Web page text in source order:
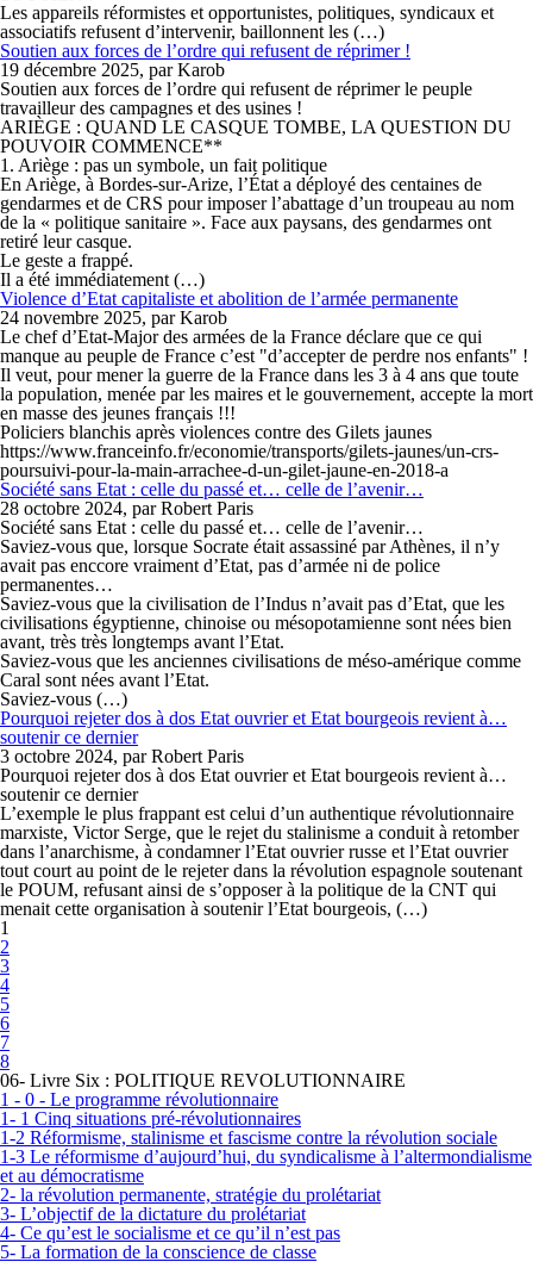
Les appareils réformistes et opportunistes, politiques, syndicaux et
associatifs refusent d’intervenir, baillonnent les (…)
Soutien aux forces de l’ordre qui refusent de réprimer !
19 décembre 2025, par Karob
Soutien aux forces de l’ordre qui refusent de réprimer le peuple
travailleur des campagnes et des usines !
ARIÈGE : QUAND LE CASQUE TOMBE, LA QUESTION DU
POUVOIR COMMENCE**
1. Ariège : pas un symbole, un fait politique
En Ariège, à Bordes-sur-Arize, l’État a déployé des centaines de
gendarmes et de CRS pour imposer l’abattage d’un troupeau au nom
de la « politique sanitaire ». Face aux paysans, des gendarmes ont
retiré leur casque.
Le geste a frappé.
Il a été immédiatement (…)
Violence d’Etat capitaliste et abolition de l’armée permanente
24 novembre 2025, par Karob
Le chef d’Etat-Major des armées de la France déclare que ce qui
manque au peuple de France c’est "d’accepter de perdre nos enfants" !
Il veut, pour mener la guerre de la France dans les 3 à 4 ans que toute
la population, menée par les maires et le gouvernement, accepte la mort
en masse des jeunes français !!!
Policiers blanchis après violences contre des Gilets jaunes
https://www.franceinfo.fr/economie/transports/gilets-jaunes/un-crs-
poursuivi-pour-la-main-arrachee-d-un-gilet-jaune-en-2018-a
Société sans Etat : celle du passé et… celle de l’avenir…
28 octobre 2024, par Robert Paris
Société sans Etat : celle du passé et… celle de l’avenir…
Saviez-vous que, lorsque Socrate était assassiné par Athènes, il n’y
avait pas enccore vraiment d’Etat, pas d’armée ni de police
permanentes…
Saviez-vous que la civilisation de l’Indus n’avait pas d’Etat, que les
civilisations égyptienne, chinoise ou mésopotamienne sont nées bien
avant, très très longtemps avant l’Etat.
Saviez-vous que les anciennes civilisations de méso-amérique comme
Caral sont nées avant l’Etat.
Saviez-vous (…)
Pourquoi rejeter dos à dos Etat ouvrier et Etat bourgeois revient à…
soutenir ce dernier
3 octobre 2024, par Robert Paris
Pourquoi rejeter dos à dos Etat ouvrier et Etat bourgeois revient à…
soutenir ce dernier
L’exemple le plus frappant est celui d’un authentique révolutionnaire
marxiste, Victor Serge, que le rejet du stalinisme a conduit à retomber
dans l’anarchisme, à condamner l’Etat ouvrier russe et l’Etat ouvrier
tout court au point de le rejeter dans la révolution espagnole soutenant
le POUM, refusant ainsi de s’opposer à la politique de la CNT qui
menait cette organisation à soutenir l’Etat bourgeois, (…)
1
2
3
4
5
6
7
8
06- Livre Six : POLITIQUE REVOLUTIONNAIRE
1 - 0 - Le programme révolutionnaire
1- 1 Cinq situations pré-révolutionnaires
1-2 Réformisme, stalinisme et fascisme contre la révolution sociale
1-3 Le réformisme d’aujourd’hui, du syndicalisme à l’altermondialisme
et au démocratisme
2- la révolution permanente, stratégie du prolétariat
3- L’objectif de la dictature du prolétariat
4- Ce qu’est le socialisme et ce qu’il n’est pas
5- La formation de la conscience de classe